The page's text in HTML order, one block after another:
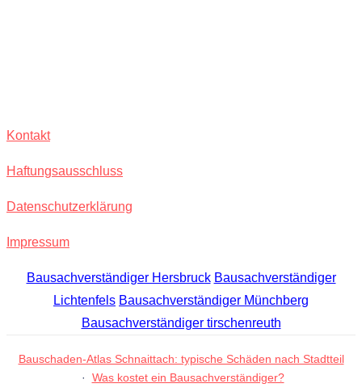
Kontakt
Haftungsausschluss
Datenschutzerklärung
Impressum
Bausachverständiger Hersbruck Bausachverständiger
Lichtenfels Bausachverständiger Münchberg
Bausachverständiger tirschenreuth
Bauschaden-Atlas Schnaittach: typische Schäden nach Stadtteil
· Was kostet ein Bausachverständiger?